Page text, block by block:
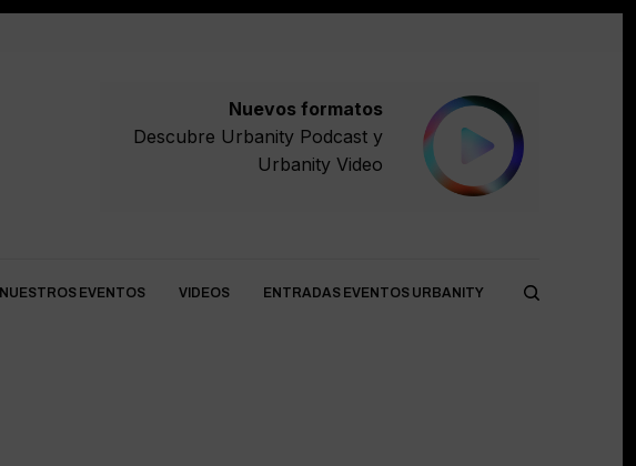
Nuevos formatos
Descubre Urbanity Podcasty
Urbanity Video
NUESTROS EVENTOS VIDEOS ENTRADAS EVENTOS URBANITY